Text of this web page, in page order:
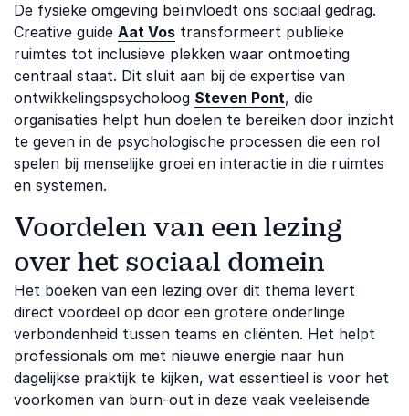
De fysieke omgeving beïnvloedt ons sociaal gedrag.
Creative guide Aat Vos transformeert publieke
ruimtes tot inclusieve plekken waar ontmoeting
centraal staat. Dit sluit aan bij de expertise van
ontwikkelingspsycholoog Steven Pont, die
organisaties helpt hun doelen te bereiken door inzicht
te geven in de psychologische processen die een rol
spelen bij menselijke groei en interactie in die ruimtes
en systemen.
Voordelen van een lezing
over het sociaal domein
Het boeken van een lezing over dit thema levert
direct voordeel op door een grotere onderlinge
verbondenheid tussen teams en cliënten. Het helpt
professionals om met nieuwe energie naar hun
dagelijkse praktijk te kijken, wat essentieel is voor het
voorkomen van burn-out in deze vaak veeleisende